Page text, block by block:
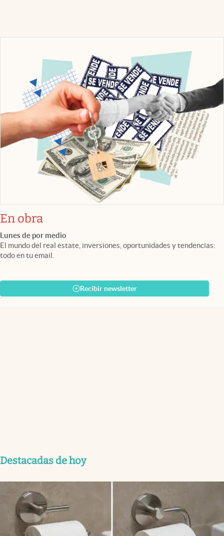
En obra
Lunes de por medio
El mundo del real estate, inversiones, oportunidades y tendencias:
todo en tu email.
Recibir newsletter
Destacadas de hoy